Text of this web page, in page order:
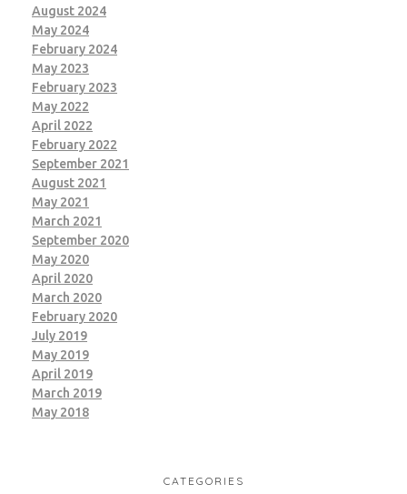
August 2024
May 2024
February 2024
May 2023
February 2023
May 2022
April 2022
February 2022
September 2021
August 2021
May 2021
March 2021
September 2020
May 2020
April 2020
March 2020
February 2020
July 2019
May 2019
April 2019
March 2019
May 2018
CATEGORIES